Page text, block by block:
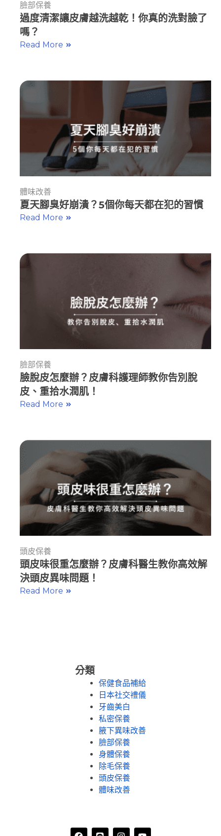
臉部保養
過度清潔讓皮膚越洗越乾！你真的洗對臉了
嗎？
Read More
體味改善
夏天腳臭好崩潰？5個你每天都在犯的習慣
Read More
臉部保養
臉脫皮怎麼辦？皮膚科護理師教你告別脫
皮、重拾水潤肌！
Read More
頭皮保養
頭皮味很重怎麼辦？皮膚科醫生教你高效解
決頭皮異味問題！
Read More
分類
保健食品補給
日本社交禮儀
牙齒美白
私密保養
腋下異味改善
臉部保養
身體保養
除毛保養
頭皮保養
體味改善